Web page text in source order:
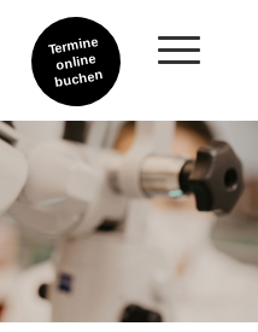
Termine
online
buchen